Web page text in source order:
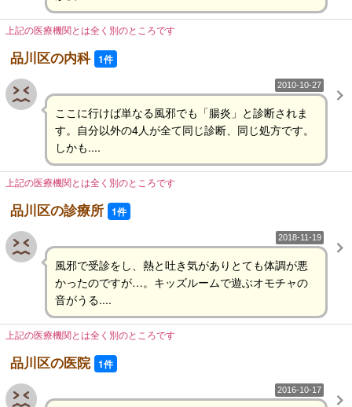
上記の医療機関とは全く別のところです
品川区の内科 1件
2010-10-27
ここに行けば単なる風邪でも「腸炎」と診断されま
す。自分以外の4人が全て同じ診断、同じ処方です。
しかも....
上記の医療機関とは全く別のところです
品川区の診療所 1件
2018-11-19
風邪で受診をし、熱と吐き気がありとても体調が悪
かったのですが…。キッズルームで遊ぶオモチャの
音がうる....
上記の医療機関とは全く別のところです
品川区の医院 1件
2016-10-17